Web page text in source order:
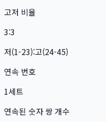
고저 비율
3:3
저(1-23):고(24-45)
연속 번호
1세트
연속된 숫자 쌍 개수